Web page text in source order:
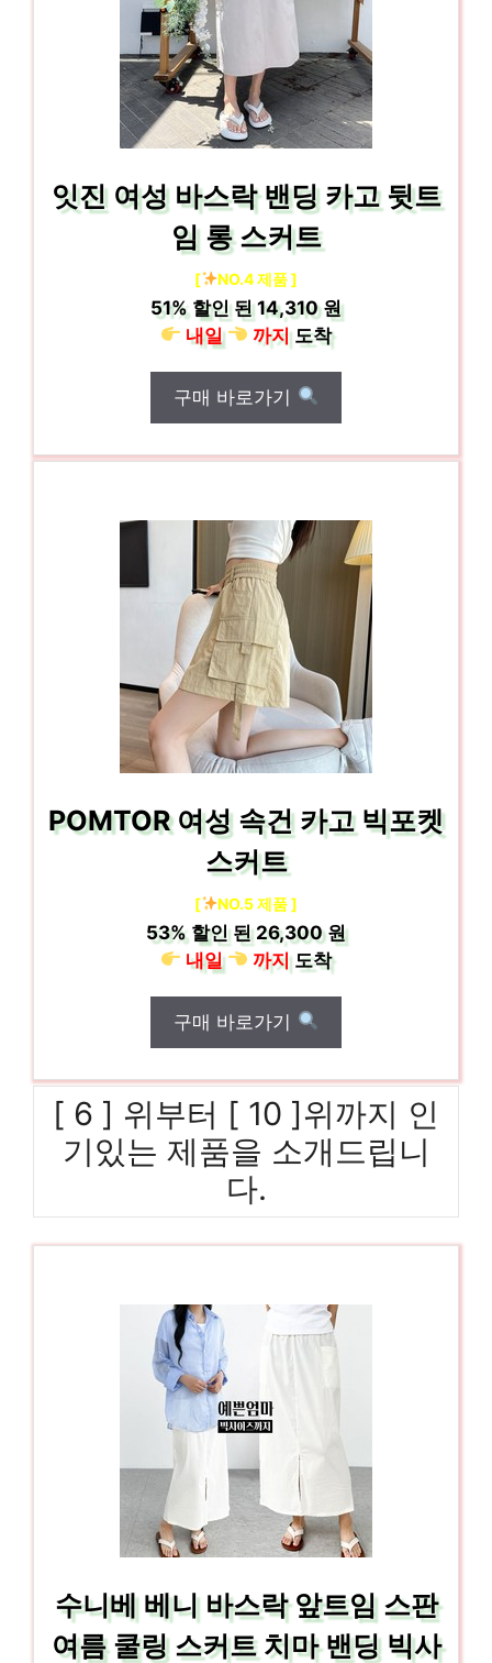
잇진 여성 바스락 밴딩 카고 뒷트
임 롱 스커트
[ NO.4 제품 ]
51% 할인 된14,310 원
내일
까지도착
구매 바로가기
POMTOR 여성 속건 카고 빅포켓
스커트
[ NO.5 제품 ]
53% 할인 된26,300 원
내일
까지도착
구매 바로가기
[ 6 ] 위부터 [ 10 ]위까지 인
기있는 제품을 소개드립니
다.
수니베 베니 바스락 앞트임 스판
여름 쿨링 스커트 치마 밴딩 빅사